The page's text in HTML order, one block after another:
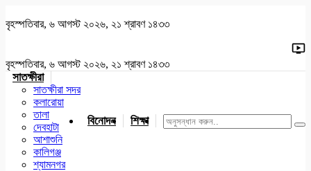
বৃহস্পতিবার, ৬ আগস্ট ২০২৬, ২১ শ্রাবণ ১৪৩৩
বৃহস্পতিবার, ৬ আগস্ট ২০২৬, ২১ শ্রাবণ ১৪৩৩
সাতক্ষীরা
সাতক্ষীরা সদর
কলারোয়া
তালা
দেবহাটা
আশাশুনি
কালিগঞ্জ
শ্যামনগর
বিনোদন শিক্ষা খেলাধুলা জাতীয় যশোর